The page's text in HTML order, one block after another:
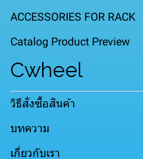
ACCESSORIES FOR RACK
Catalog Product Preview
Cwheel
วิธีสั่งซื้อสินค้า
บทความ
เกี่ยวกับเรา